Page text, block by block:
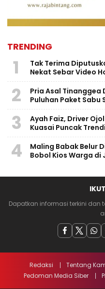
TRENDING
1
Tak Terima
Nekat Sebar Video
2
Pria Asal
Puluhan Paket Sabu
3
Ayah Faiz, Driver
Kuasai Puncak
4
Maling Babak Belur
Bobol Kios Warga di
Dapatkan informasi terkini
Redaksi Tentang
Pedoman Media Siber